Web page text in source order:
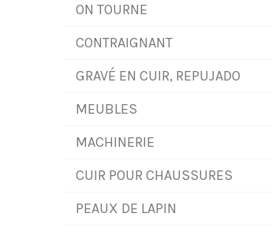
ON TOURNE
CONTRAIGNANT
GRAVÉ EN CUIR, REPUJADO
MEUBLES
MACHINERIE
CUIR POUR CHAUSSURES
PEAUX DE LAPIN